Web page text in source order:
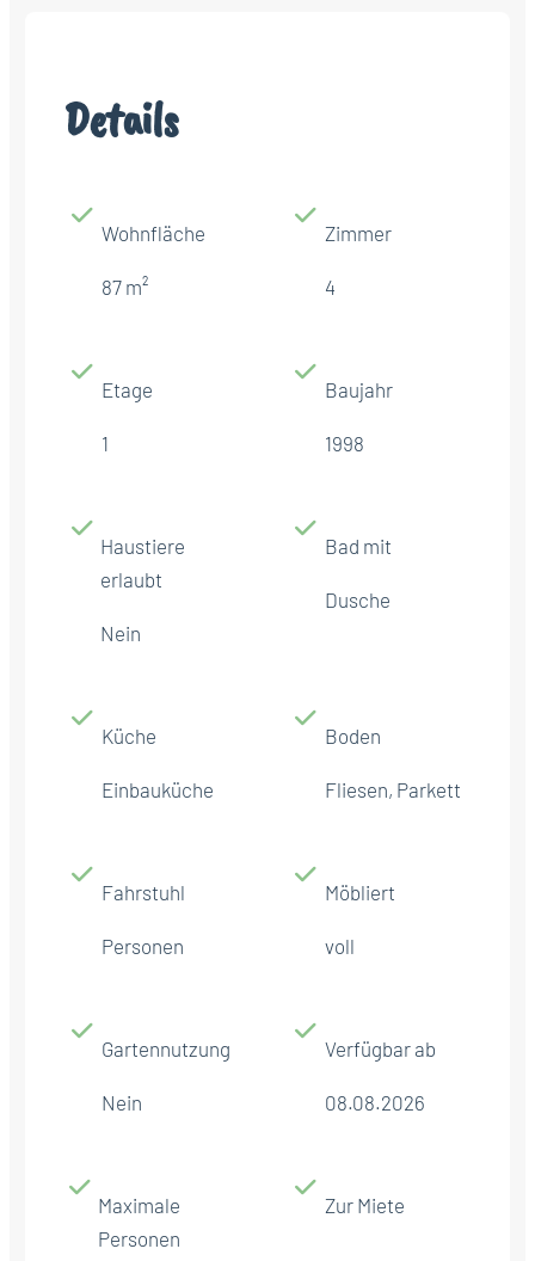
Details
Wohnfläche
87 m²
Zimmer
4
Etage
1
Baujahr
1998
Haustiere
erlaubt
Nein
Bad mit
Dusche
Küche
Einbauküche
Boden
Fliesen, Parkett
Fahrstuhl
Personen
Möbliert
voll
Gartennutzung
Nein
Verfügbar ab
08.08.2026
Maximale
Personen
Zur Miete